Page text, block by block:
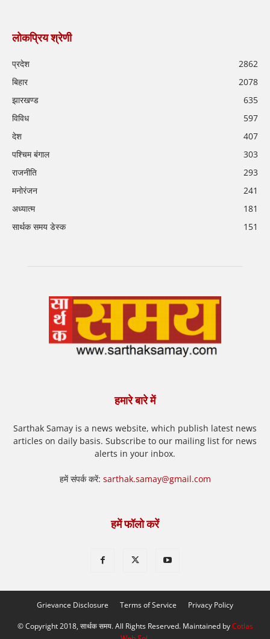
लोकप्रिय श्रेणी
प्रदेश
2862
बिहार
2078
झारखण्ड
635
विविध
597
देश
407
पश्चिम बंगाल
303
राजनीति
293
मनोरंजन
241
अध्यात्म
181
सार्थक समय डेस्क
151
हमारे बारे में
Sarthak Samay is a news website, which publish latest news
articles on daily basis. Subscribe to our mailing list for news
alerts in your inbox.
हमें संपर्क करें: sarthak.samay@gmail.com
हमें फॉलो करें
Grievance Disclosure Terms of Service Privacy Policy
© Copyright 2018, सार्थक समय. All Rights Reserved. Maintained byCotlas